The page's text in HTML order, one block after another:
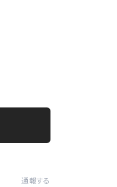
通報する